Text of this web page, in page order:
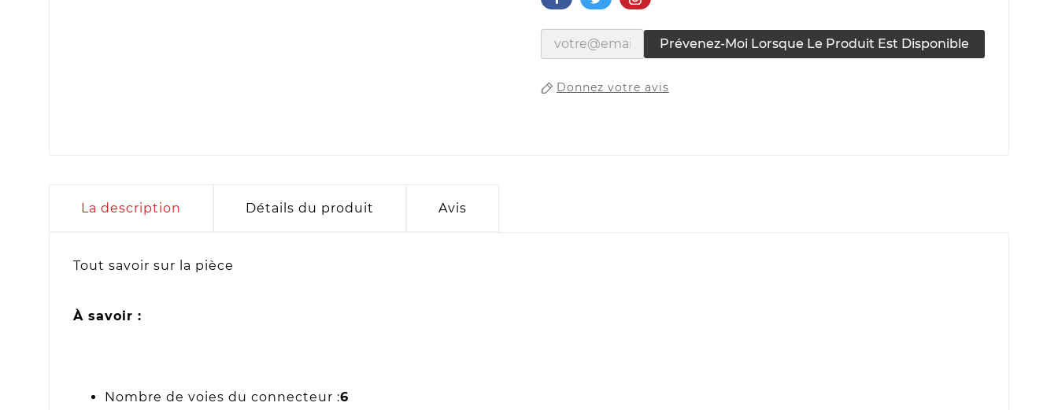
Prévenez-Moi Lorsque Le Produit Est Disponible
Donnez votre avis
La description Détails du produit Avis
Tout savoir sur la pièce
À savoir :
Nombre de voies du connecteur :6